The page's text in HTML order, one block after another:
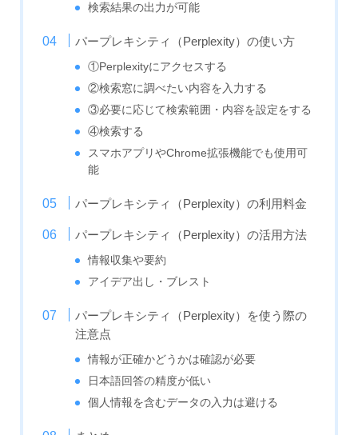
検索結果の出力が可能
パープレキシティ（Perplexity）の使い方
①Perplexityにアクセスする
②検索窓に調べたい内容を入力する
③必要に応じて検索範囲・内容を設定をする
④検索する
スマホアプリやChrome拡張機能でも使用可
能
パープレキシティ（Perplexity）の利用料金
パープレキシティ（Perplexity）の活用方法
情報収集や要約
アイデア出し・ブレスト
パープレキシティ（Perplexity）を使う際の
注意点
情報が正確かどうかは確認が必要
日本語回答の精度が低い
個人情報を含むデータの入力は避ける